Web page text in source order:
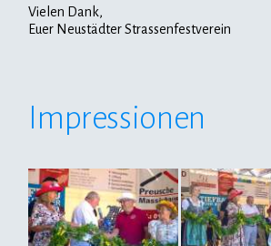
Vielen Dank,
Euer Neustädter Strassenfestverein
Impressionen